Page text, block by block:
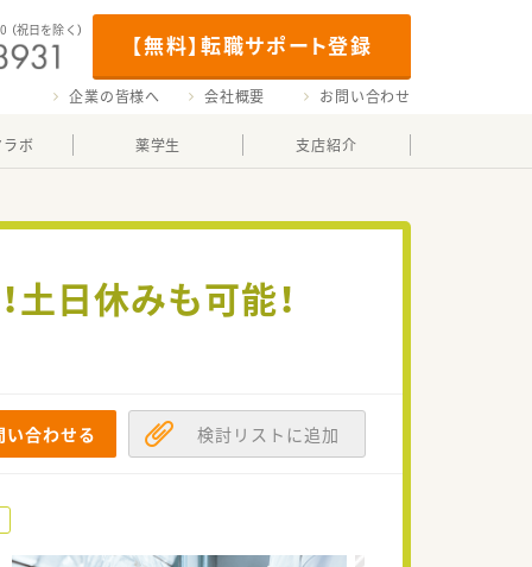
【無料】転職サポート登録
（祝日を除く）
企業の皆様へ 会社概要 お問い合わせ
ボ 薬学生 支店紹介
日休みも可能！
い合わせる 検討リストに追加